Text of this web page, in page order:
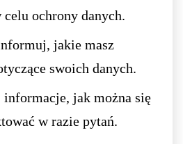
ochrony danych.
jakie masz
swoich danych.
jak można się
w razie pytań.